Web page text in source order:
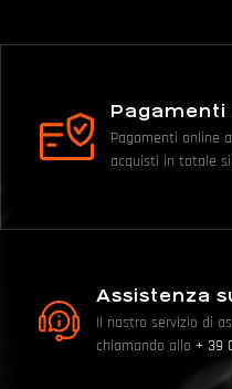
Pagamenti
Pagamenti online
acquisti in totale
Assistenza
Il nostro servizio di
chiamando allo + 39